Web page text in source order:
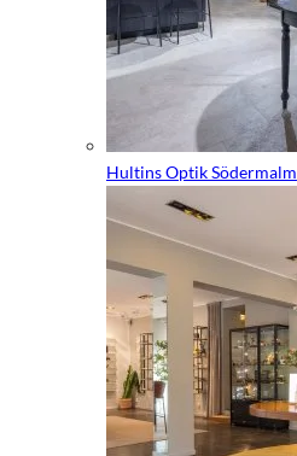
Hultins Optik Södermalm